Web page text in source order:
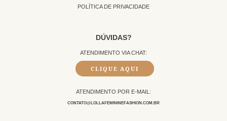
POLÍTICA DE PRIVACIDADE
DÚVIDAS?
ATENDIMENTO VIA CHAT:
CLIQUE AQUI
ATENDIMENTO POR E-MAIL:
CONTATO@LOLLAFEMININEFASHION.COM.BR